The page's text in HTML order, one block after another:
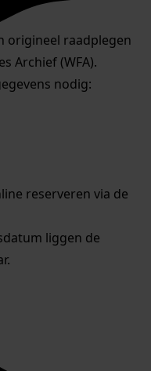
origineel raadplegen
Archief (WFA).
nodig:
reserveren via de
liggen de